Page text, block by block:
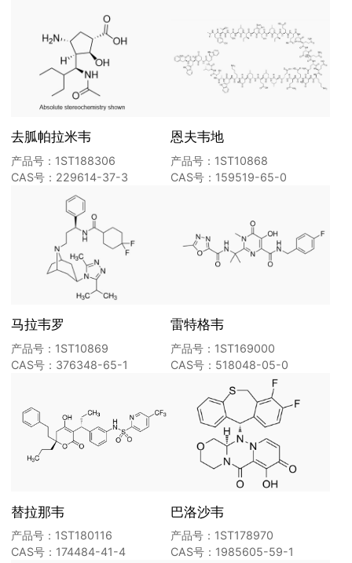
去胍帕拉米韦
产品号：1ST188306
CAS号：229614-37-3
恩夫韦地
产品号：1ST10868
CAS号：159519-65-0
马拉韦罗
产品号：1ST10869
CAS号：376348-65-1
雷特格韦
产品号：1ST169000
CAS号：518048-05-0
替拉那韦
产品号：1ST180116
CAS号：174484-41-4
巴洛沙韦
产品号：1ST178970
CAS号：1985605-59-1